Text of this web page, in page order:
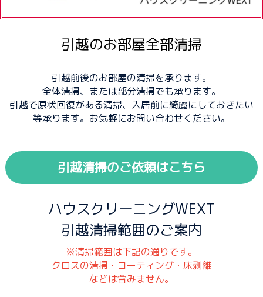
引越のお部屋全部清掃
引越前後のお部屋の清掃を承ります。
全体清掃、または部分清掃でも承ります。
引越で原状回復がある清掃、入居前に綺麗にしておきたい
等承ります。お気軽にお問い合わせください。
引越清掃のご依頼はこちら
ハウスクリーニングWEXT
引越清掃範囲のご案内
※清掃範囲は下記の通りです。
クロスの清掃・コーティング・床剥離
などは含みません。